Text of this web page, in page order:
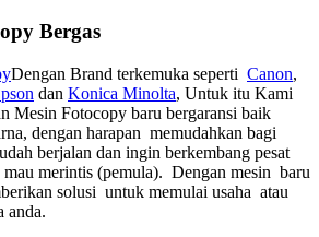
Bergas
Dengan Brand terkemuka seperti Canon,
dan Konica Minolta, Untuk itu Kami
Mesin Fotocopy baru bergaransi baik
dengan harapan memudahkan bagi
berjalan dan ingin berkembang pesat
merintis (pemula). Dengan mesin baru
solusi untuk memulai usaha atau
anda.